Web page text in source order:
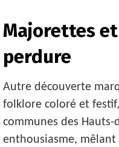
Majorettes
perdure
Autre découverte
folklore coloré et
communes des
enthousiasme,